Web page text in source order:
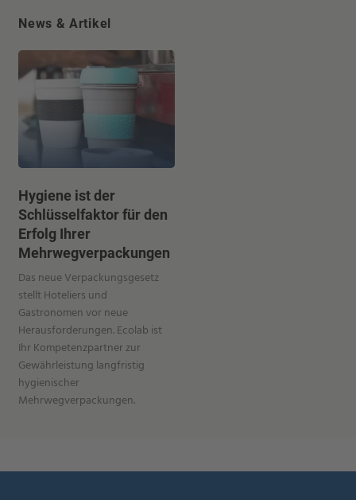
News & Artikel
Hygiene ist der
Schlüsselfaktor für den
Erfolg Ihrer
Mehrwegverpackungen
Das neue Verpackungsgesetz
stellt Hoteliers und
Gastronomen vor neue
Herausforderungen. Ecolab ist
Ihr Kompetenzpartner zur
Gewährleistung langfristig
hygienischer
Mehrwegverpackungen.